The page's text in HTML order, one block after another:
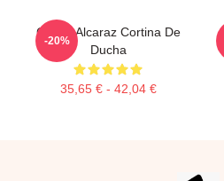
Carlos Alcaraz Cortina De
Ducha
35,65 € - 42,04 €
-20%